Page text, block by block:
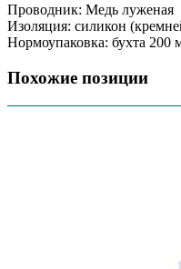
Проводник: Медь луженая
Изоляция: силикон
Нормоупаковка: бухта 200
Похожие позиции